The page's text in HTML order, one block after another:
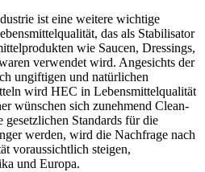
ist eine weitere wichtige
das als Stabilisator
wie Saucen, Dressings,
verwendet wird. Angesichts der
ungiftigen und natürlichen
wird HEC in Lebensmittelqualität
wünschen sich zunehmend Clean-
Standards für die
werden, wird die Nachfrage nach
voraussichtlich steigen,
und Europa.